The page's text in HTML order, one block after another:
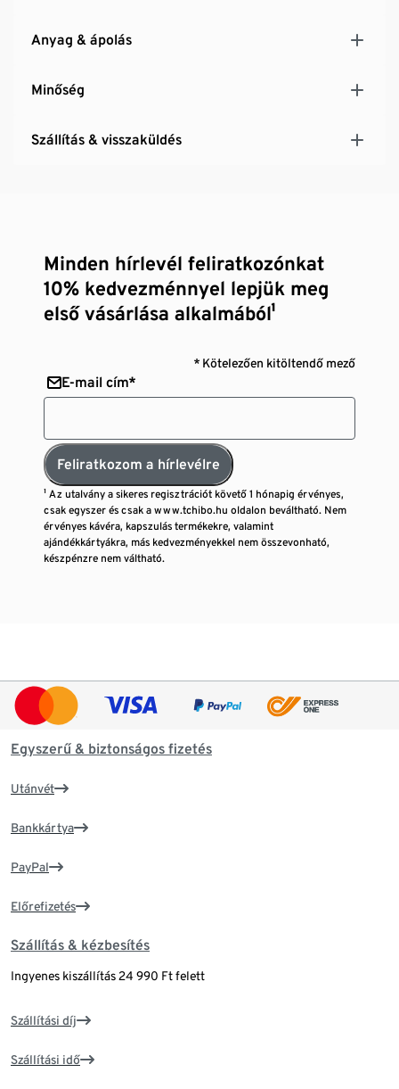
Anyag & ápolás
Minőség
Szállítás & visszaküldés
Minden hírlevél feliratkozónkat
10% kedvezménnyel lepjük meg
első vásárlása alkalmából¹
* Kötelezően kitöltendő mező
E-mail cím*
Feliratkozom a hírlevélre
¹ Az utalvány a sikeres regisztrációt követő 1 hónapig érvényes,
csak egyszer és csak a www.tchibo.hu oldalon beváltható. Nem
érvényes kávéra, kapszulás termékekre, valamint
ajándékkártyákra, más kedvezményekkel nem összevonható,
készpénzre nem váltható.
Egyszerű & biztonságos fizetés
Utánvét
Bankkártya
PayPal
Előrefizetés
Szállítás & kézbesítés
Ingyenes kiszállítás 24 990 Ft felett
Szállítási díj
Szállítási idő